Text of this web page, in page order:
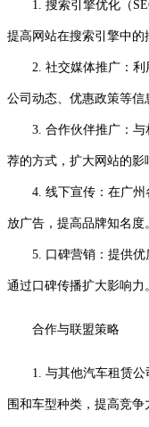
1. 搜索引擎优化（
提高网站在搜索引擎中的
2. 社交媒体推广：利
公司动态、优惠政策等信
3. 合作伙伴推广：与
荐的方式，扩大网站的影
4. 线下宣传：在广州
放广告，提高品牌知名度
5. 口碑营销：提供优
通过口碑传播扩大影响力
合作与联盟策略
1. 与其他汽车租赁
围和车型种类，提高竞争